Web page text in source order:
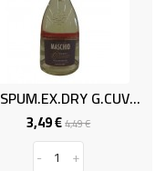
(SP) SPUM.EX.DRY G.CUVEE'MASCHIO 75
3,49 €Prezzo
base
4,49 €Prezzo
-
+